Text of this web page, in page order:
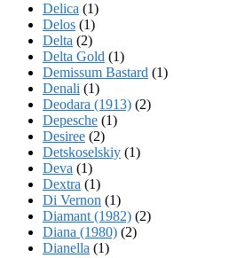
Delica (1)
Delos (1)
Delta (2)
Delta Gold (1)
Demissum Bastard (1)
Denali (1)
Deodara (1913) (2)
Depesche (1)
Desiree (2)
Detskoselskiy (1)
Deva (1)
Dextra (1)
Di Vernon (1)
Diamant (1982) (2)
Diana (1980) (2)
Dianella (1)